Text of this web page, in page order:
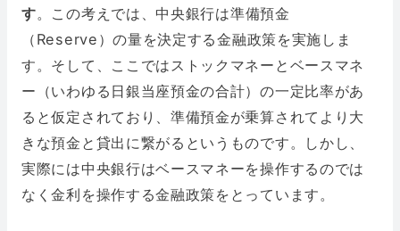
す。この考えでは、中央銀行は準備預金
（Reserve）の量を決定する金融政策を実施しま
す。そして、ここではストックマネーとベースマネ
ー（いわゆる日銀当座預金の合計）の一定比率があ
ると仮定されており、準備預金が乗算されてより大
きな預金と貸出に繋がるというものです。しかし、
実際には中央銀行はベースマネーを操作するのでは
なく金利を操作する金融政策をとっています。